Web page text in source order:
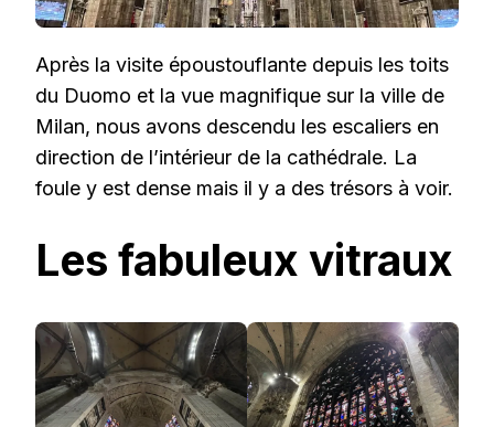
Après la visite époustouflante depuis les toits
du Duomo et la vue magnifique sur la ville de
Milan, nous avons descendu les escaliers en
direction de l’intérieur de la cathédrale. La
foule y est dense mais il y a des trésors à voir.
Les fabuleux vitraux